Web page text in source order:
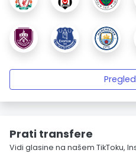
Prati transfere
Vidi glasine na našem TikToku,